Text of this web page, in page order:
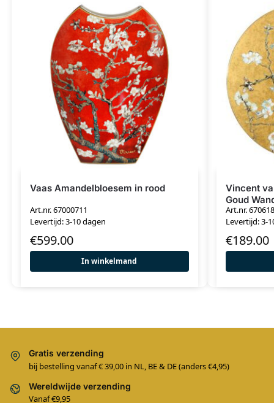
Vaas Amandelbloesem in rood
Art.nr. 67000711
Levertijd: 3-10 dagen
€599.00
In winkelmand
Vincent
Goud
Art.nr.
Levertijd: 3-
€189.00
Gratis verzending
bij bestelling vanaf € 39,00 in NL, BE & DE (anders €4,95)
Wereldwijde verzending
Vanaf €9,95